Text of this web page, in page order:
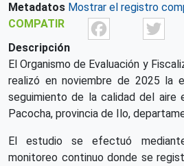
Metadatos Mostrar el registro
COMPATIR
Descripción
El Organismo de Evaluación y
realizó en noviembre de 2025 la
seguimiento de la calidad del
Pacocha, provincia de Ilo,
El estudio se efectuó
monitoreo continuo donde se